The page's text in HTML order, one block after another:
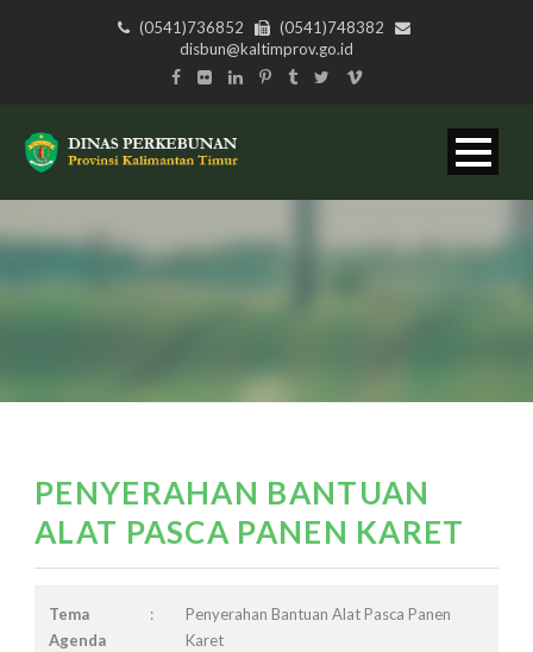
(0541)736852
(0541)748382
disbun@kaltimprov.go.id
PENYERAHAN BANTUAN
ALAT PASCA PANEN KARET
Tema
Agenda
:
Penyerahan Bantuan Alat Pasca Panen
Karet